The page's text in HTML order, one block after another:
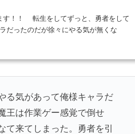
す！！ 転生をしてずっと、勇者をして
だったのだが徐々にやる気が無くな
る気があって俺様キャラだ
王は作業ゲー感覚で倒せ
来てしまった。勇者を引